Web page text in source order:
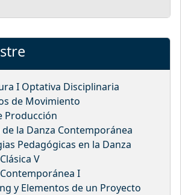
I Optativa Disciplinaria
de Movimiento
Producción
la Danza Contemporánea
Pedagógicas en la Danza
V
I
y Elementos de un Proyecto